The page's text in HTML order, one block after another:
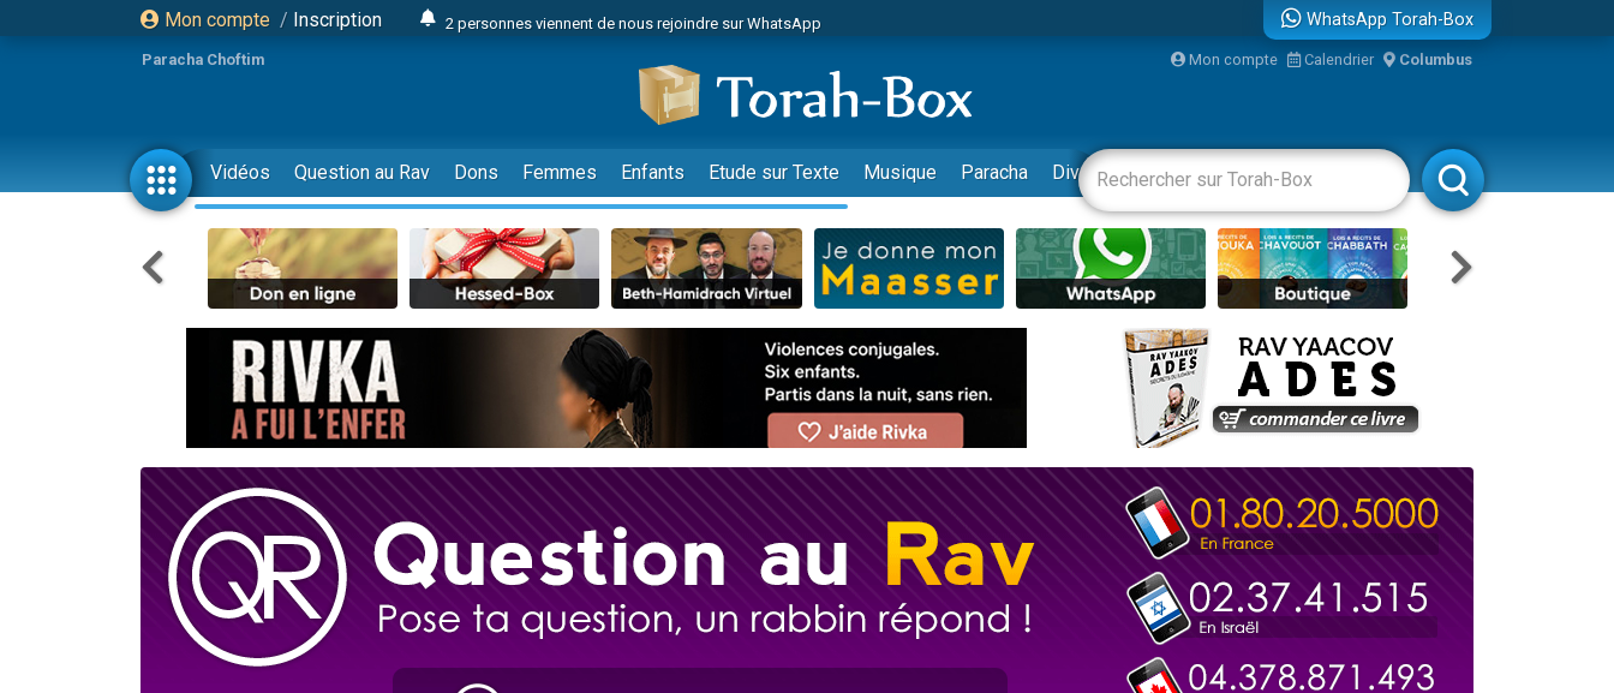
Mon compte / Inscription
2 personnes viennent de nous rejoindre sur WhatsApp
3 personnes viennent de faire un don pour Événements Torah-Box
2 personnes viennent de faire un don pour Tsédaka : pauvres d'Israel
3 personnes viennent de nous rejoindre sur WhatsApp
11 personnes viennent de demander une bénédiction
3 personnes viennent de faire un don pour Diane, 80 ans, dans un appartement insalubre
Il reste 49 places pour étudier en groupe sur Zoom
2 personnes viennent de nous rejoindre sur WhatsApp
29 personnes viennent de demander une bénédiction
Il reste 49 places pour étudier en groupe sur Zoom
2 personnes viennent de nous rejoindre sur WhatsApp
6 personnes viennent de nous rejoindre sur WhatsApp
4 personnes viennent de faire un don pour Reloger Rivka, 6 enfants, victime de violences...
2 personnes viennent de faire un don pour 1 Journée de Vacances Pour les Enfants
17 personnes viennent de demander une bénédiction
Il reste 49 places pour étudier en groupe sur Zoom
Eva vient de donner son Maasser
WhatsApp Torah-Box
Paracha Choftim Mon compte Calendrier Columbus
Vidéos Question au Rav Dons Femmes Enfants Etude sur Texte Musique Paracha Divertissements Livres Rabbanim